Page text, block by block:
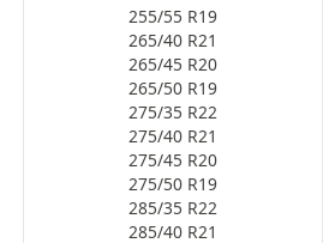
255/55 R19
265/40 R21
265/45 R20
265/50 R19
275/35 R22
275/40 R21
275/45 R20
275/50 R19
285/35 R22
285/40 R21